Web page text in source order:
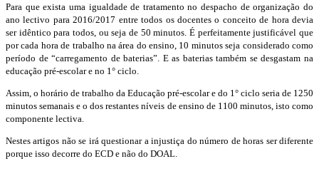
Para que exista uma igualdade de tratamento no despacho de organização do
ano lectivo para 2016/2017 entre todos os docentes o conceito de hora devia
ser idêntico para todos, ou seja de 50 minutos. É perfeitamente justificável que
por cada hora de trabalho na área do ensino, 10 minutos seja considerado como
período de “carregamento de baterias”. E as baterias também se desgastam na
educação pré-escolar e no 1° ciclo.
Assim, o horário de trabalho da Educação pré-escolar e do 1° ciclo seria de 1250
minutos semanais e o dos restantes níveis de ensino de 1100 minutos, isto como
componente lectiva.
Nestes artigos não se irá questionar a injustiça do número de horas ser diferente
porque isso decorre do ECD e não do DOAL.